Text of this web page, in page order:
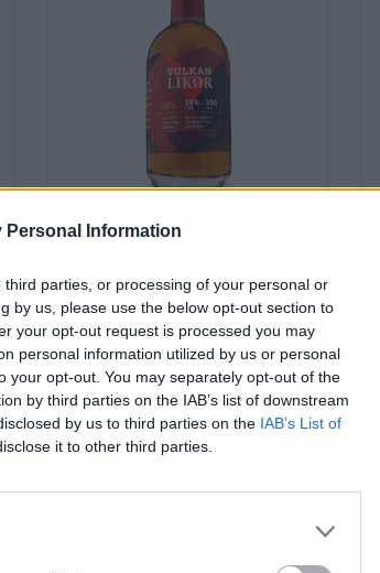
Personal Information
parties, or processing of your personal or
by us, please use the below opt-out section to
your opt-out request is processed you may
personal information utilized by us or personal
your opt-out. You may separately opt-out of the
by third parties on the IAB’s list of downstream
by us to third parties on the IAB’s List of
it to other third parties.
Muut tyylit
Vulkan
€ 22,68
-
0,35 L Pullo - € 64,80 / LTR
Loppuunmyyty